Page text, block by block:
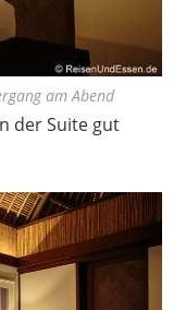
am Abend
der Suite gut